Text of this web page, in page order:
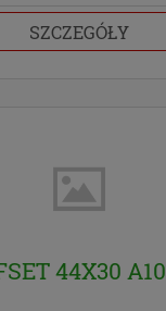
SZCZEGÓŁY
44X30 A10